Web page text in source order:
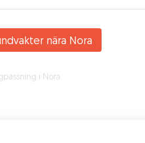
nära Nora
i Nora